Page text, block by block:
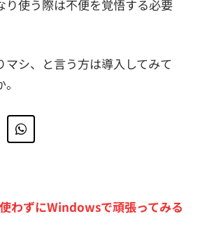
り使う際は不便を覚悟する必要
マシ、と言う方は導入してみて
わずにWindowsで頑張ってみる